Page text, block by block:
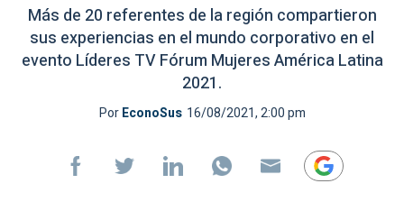
Más de 20 referentes de la región compartieron
sus experiencias en el mundo corporativo en el
evento Líderes TV Fórum Mujeres América Latina
2021.
PorEconoSus 16/08/2021, 2:00 pm